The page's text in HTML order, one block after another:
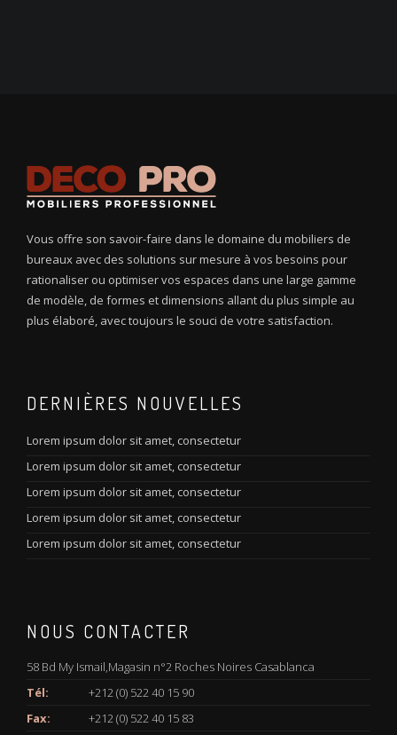
Vous offre son savoir-faire dans le domaine du mobiliers de
bureaux avec des solutions sur mesure à vos besoins pour
rationaliser ou optimiser vos espaces dans une large gamme
de modèle, de formes et dimensions allant du plus simple au
plus élaboré, avec toujours le souci de votre satisfaction.
DERNIÈRES NOUVELLES
Lorem ipsum dolor sit amet, consectetur
Lorem ipsum dolor sit amet, consectetur
Lorem ipsum dolor sit amet, consectetur
Lorem ipsum dolor sit amet, consectetur
Lorem ipsum dolor sit amet, consectetur
NOUS CONTACTER
58 Bd My Ismail,Magasin n°2 Roches Noires Casablanca
Tél:
+212 (0) 522 40 15 90
Fax:
+212 (0) 522 40 15 83